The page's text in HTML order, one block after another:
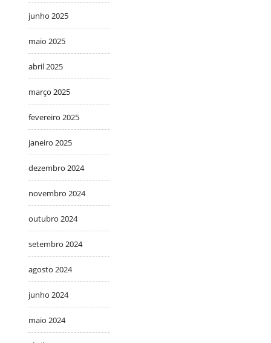
junho 2025
maio 2025
abril 2025
março 2025
fevereiro 2025
janeiro 2025
dezembro 2024
novembro 2024
outubro 2024
setembro 2024
agosto 2024
junho 2024
maio 2024